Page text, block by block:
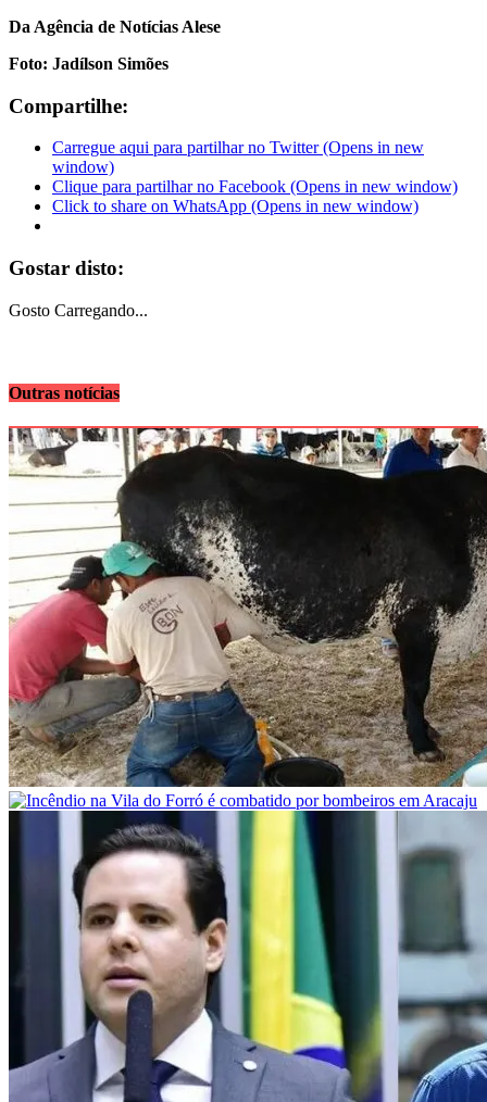
Da Agência de Notícias Alese
Foto: Jadílson Simões
Compartilhe:
Carregue aqui para partilhar no Twitter (Opens in new
window)
Clique para partilhar no Facebook (Opens in new window)
Click to share on WhatsApp (Opens in new window)
Gostar disto:
Gosto Carregando...
Outras notícias